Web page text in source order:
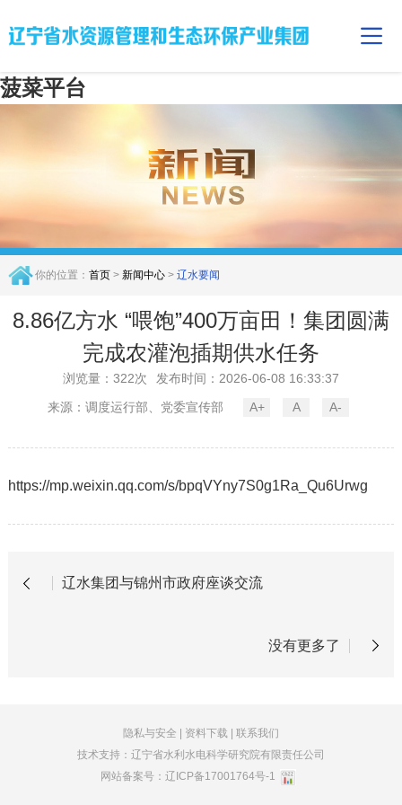
菠菜平台
你的位置： 首页> 新闻中心> 辽水要闻
8.86亿方水 “喂饱”400万亩田！集团圆满
完成农灌泡插期供水任务
浏览量：322次
发布时间：2026-06-08 16:33:37
来源：调度运行部、党委宣传部
A+ A A-
https://mp.weixin.qq.com/s/bpqVYny7S0g1Ra_Qu6Urwg
辽水集团与锦州市政府座谈交流
没有更多了
隐私与安全 资料下载|
联系我们
技术支持：辽宁省水利水电科学研究院有限责任公司
网站备案号：辽ICP备17001764号-1